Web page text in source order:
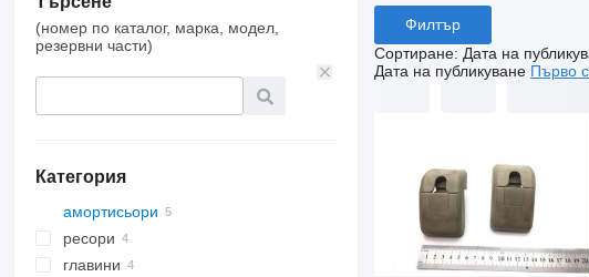
(номер по каталог, марка, модел,
резервни части)
Категория
амортисьори
ресори
главини
Филтър
Сортиране: Дата на
Дата на публикуване Първо